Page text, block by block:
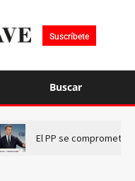
Suscríbete
Buscar
El PP se compromete